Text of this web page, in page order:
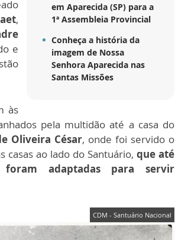
em Aparecida (SP) para a
1ª Assembleia Provincial
Conheça a história da
imagem de Nossa
Senhora Aparecida nas
Santas Missões
,
e
às
pela multidão até a casa do
Oliveira César, onde foi servido o
casas ao lado do Santuário, que até
adaptadas para servir
CDM - Santuário Nacional